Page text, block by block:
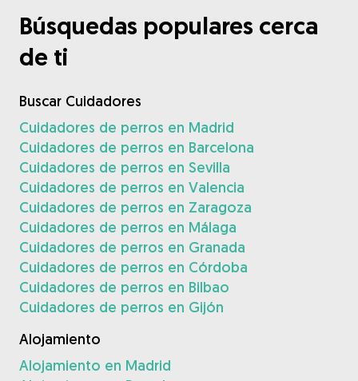
Búsquedas populares cerca
de ti
Buscar Cuidadores
Cuidadores de perros en Madrid
Cuidadores de perros en Barcelona
Cuidadores de perros en Sevilla
Cuidadores de perros en Valencia
Cuidadores de perros en Zaragoza
Cuidadores de perros en Málaga
Cuidadores de perros en Granada
Cuidadores de perros en Córdoba
Cuidadores de perros en Bilbao
Cuidadores de perros en Gijón
Alojamiento
Alojamiento en Madrid